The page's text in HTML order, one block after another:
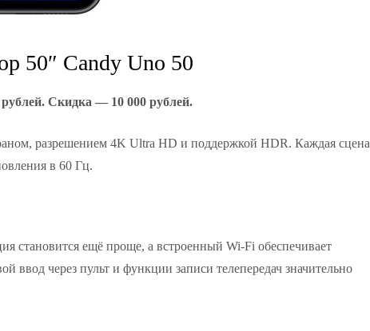
50″ Candy Uno 50
Скидка — 10 000 рублей.
разрешением 4K Ultra HD и поддержкой HDR. Каждая сцена
в 60 Гц.
становится ещё проще, а встроенный Wi-Fi обеспечивает
ввод через пульт и функции записи телепередач значительно